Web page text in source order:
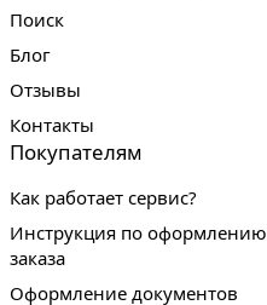
Поиск
Блог
Отзывы
Контакты
Покупателям
Как работает сервис?
Инструкция по оформлению
заказа
Оформление документов